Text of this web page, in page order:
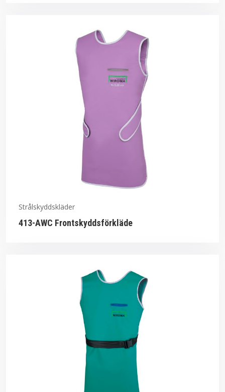
Strålskyddskläder
413-AWC Frontskyddsförkläde